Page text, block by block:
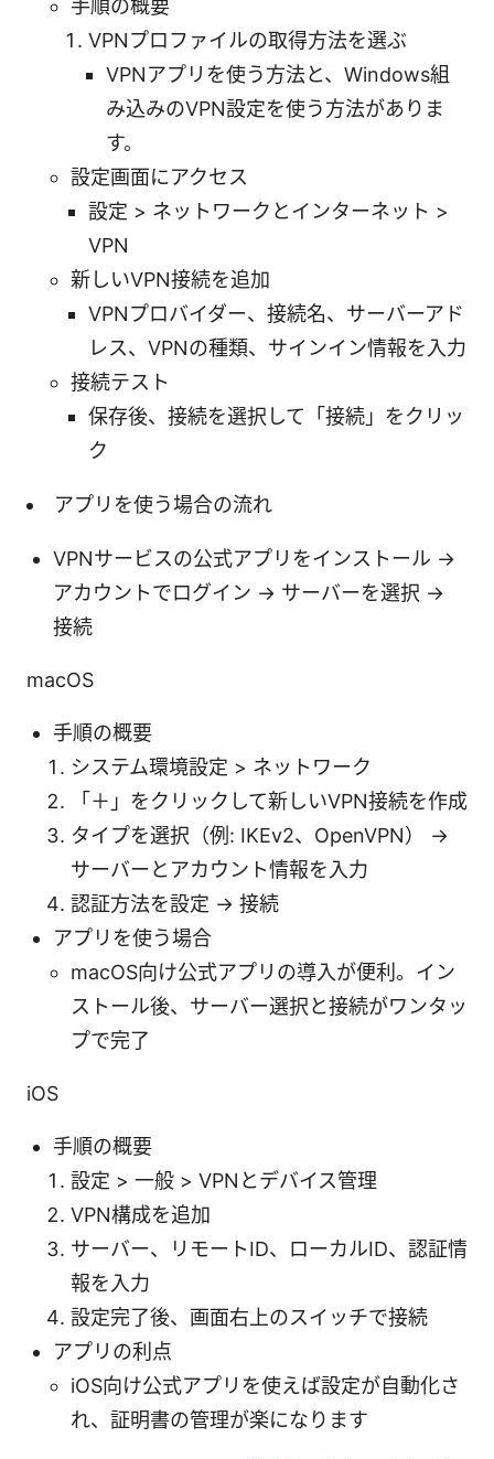
手順の概要
VPNプロファイルの取得方法を選ぶ
VPNアプリを使う方法と、Windows組
み込みのVPN設定を使う方法がありま
す。
設定画面にアクセス
設定 > ネットワークとインターネット >
VPN
新しいVPN接続を追加
VPNプロバイダー、接続名、サーバーアド
レス、VPNの種類、サインイン情報を入力
接続テスト
保存後、接続を選択して「接続」をクリッ
ク
アプリを使う場合の流れ
VPNサービスの公式アプリをインストール →
アカウントでログイン → サーバーを選択 →
接続
macOS
手順の概要
システム環境設定 > ネットワーク
「＋」をクリックして新しいVPN接続を作成
タイプを選択（例: IKEv2、OpenVPN） →
サーバーとアカウント情報を入力
認証方法を設定 → 接続
アプリを使う場合
macOS向け公式アプリの導入が便利。イン
ストール後、サーバー選択と接続がワンタッ
プで完了
iOS
手順の概要
設定 > 一般 > VPNとデバイス管理
VPN構成を追加
サーバー、リモートID、ローカルID、認証情
報を入力
設定完了後、画面右上のスイッチで接続
アプリの利点
iOS向け公式アプリを使えば設定が自動化さ
れ、証明書の管理が楽になります